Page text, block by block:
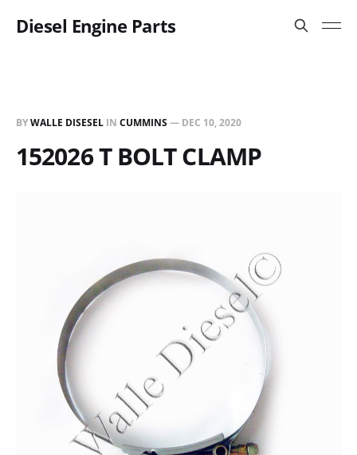
Diesel Engine Parts
BYWALLE DISESEL IN CUMMINS— DEC 10, 2020
152026 T BOLT CLAMP